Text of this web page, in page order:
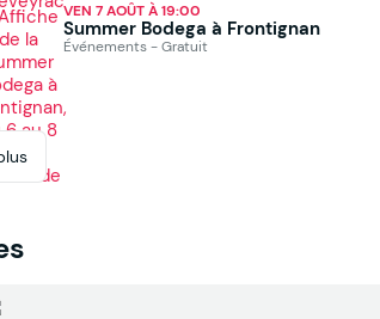
VEN 7 AOÛT À 19:00
Summer Bodega à Frontignan
Événements - Gratuit